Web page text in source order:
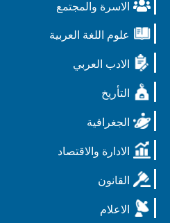
الاسرة والمجتمع
علوم اللغة العربية
الادب العربي
التأريخ
الجغرافية
الادارة والاقتصاد
القانون
الاعلام